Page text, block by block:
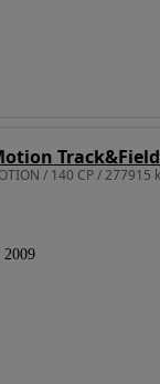
Track&Field
2009